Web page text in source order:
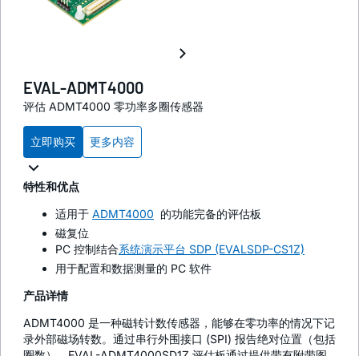
EVAL-ADMT4000
评估 ADMT4000 零功率多圈传感器
立即购买 更多内容
特性和优点
适用于 ADMT4000 的功能完备的评估板
磁复位
PC 控制结合系统演示平台 SDP (EVALSDP-CS1Z)
用于配置和数据测量的 PC 软件
产品详情
ADMT4000 是一种磁转计数传感器，能够在零功率的情况下记
录外部磁场转数。通过串行外围接口 (SPI) 报告绝对位置（包括